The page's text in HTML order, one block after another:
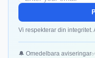
Vi respekterar din
🔔 Omedelbara aviseringar